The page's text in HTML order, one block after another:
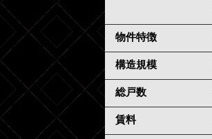
物件特徴
構造規模
総戸数
賃料